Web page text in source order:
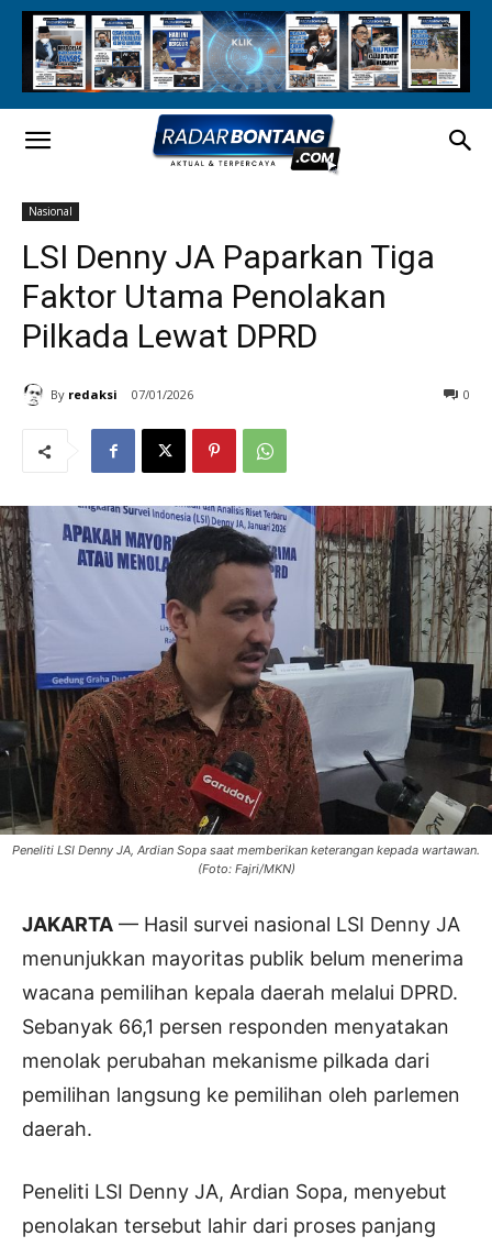
Nasional
LSI Denny JA Paparkan Tiga
Faktor Utama Penolakan
Pilkada Lewat DPRD
By redaksi 07/01/2026 0
Peneliti LSI Denny JA, Ardian Sopa saat memberikan keterangan kepada wartawan.
(Foto: Fajri/MKN)
JAKARTA — Hasil survei nasional LSI Denny JA
menunjukkan mayoritas publik belum menerima
wacana pemilihan kepala daerah melalui DPRD.
Sebanyak 66,1 persen responden menyatakan
menolak perubahan mekanisme pilkada dari
pemilihan langsung ke pemilihan oleh parlemen
daerah.
Peneliti LSI Denny JA, Ardian Sopa, menyebut
penolakan tersebut lahir dari proses panjang